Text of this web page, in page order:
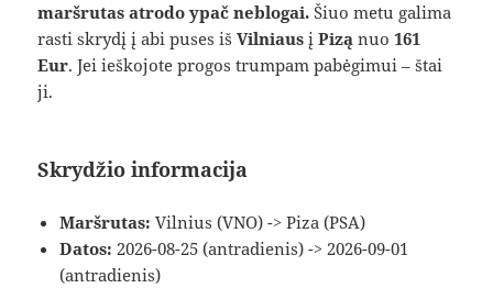
maršrutas atrodo ypač neblogai. Šiuo metu galima
rasti skrydį į abi puses išVilniaus įPizą nuo161
Eur. Jei ieškojote progos trumpam pabėgimui – štai
ji.
Skrydžio informacija
Maršrutas: Vilnius (VNO) -> Piza (PSA)
Datos: 2026-08-25 (antradienis) -> 2026-09-01
(antradienis)